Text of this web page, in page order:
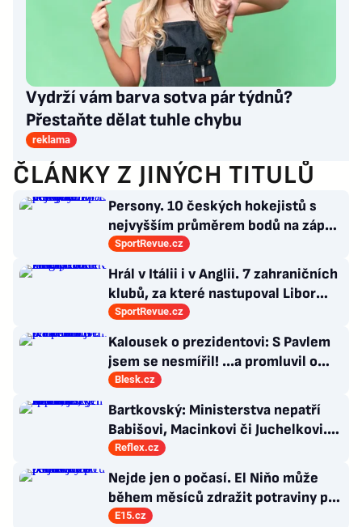
Vydrží vám barva sotva pár týdnů?
Přestaňte dělat tuhle chybu
reklama
ČLÁNKY Z JINÝCH TITULŮ
Persony. 10 českých hokejistů s
nejvyšším průměrem bodů na zápas
v historii německé DEL
SportRevue.cz
Hrál v Itálii i v Anglii. 7 zahraničních
klubů, za které nastupoval Libor
Kozák
SportRevue.cz
Kalousek o prezidentovi: S Pavlem
jsem se nesmířil! ...a promluvil o
návratu
Blesk.cz
Bartkovský: Ministerstva nepatří
Babišovi, Macinkovi či Juchelkovi.
Přestaňte útočit, jste jen správci
Reflex.cz
Nejde jen o počasí. El Niňo může
během měsíců zdražit potraviny po
celém světě
E15.cz